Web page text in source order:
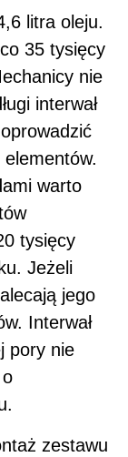
litra oleju.
35 tysięcy
nie
interwał
warto
tysięcy
Jeżeli
jego
Interwał
pory nie
zestawu